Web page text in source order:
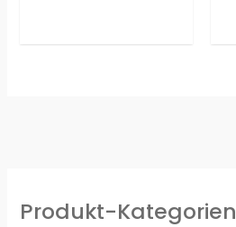
Produkt-Kategorien